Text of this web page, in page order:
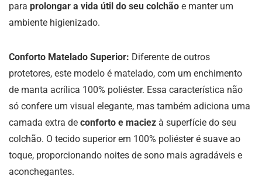
para prolongar a vida útil do seu colchão e manter um
ambiente higienizado.
Conforto Matelado Superior: Diferente de outros
protetores, este modelo é matelado, com um enchimento
de manta acrílica 100% poliéster. Essa característica não
só confere um visual elegante, mas também adiciona uma
camada extra de conforto e maciez à superfície do seu
colchão. O tecido superior em 100% poliéster é suave ao
toque, proporcionando noites de sono mais agradáveis e
aconchegantes.